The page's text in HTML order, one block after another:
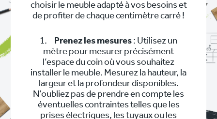
choisir le meuble adapté à vos besoins et
de profiter de chaque centimètre carré !
1. Prenez les mesures : Utilisez un
mètre pour mesurer précisément
l’espace du coin où vous souhaitez
installer le meuble. Mesurez la hauteur, la
largeur et la profondeur disponibles.
N’oubliez pas de prendre en compte les
éventuelles contraintes telles que les
prises électriques, les tuyaux ou les